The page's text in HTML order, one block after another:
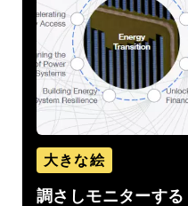
大きな絵
調さしモニターする